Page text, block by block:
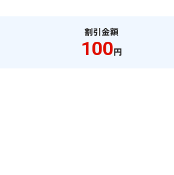
割引金額
100円